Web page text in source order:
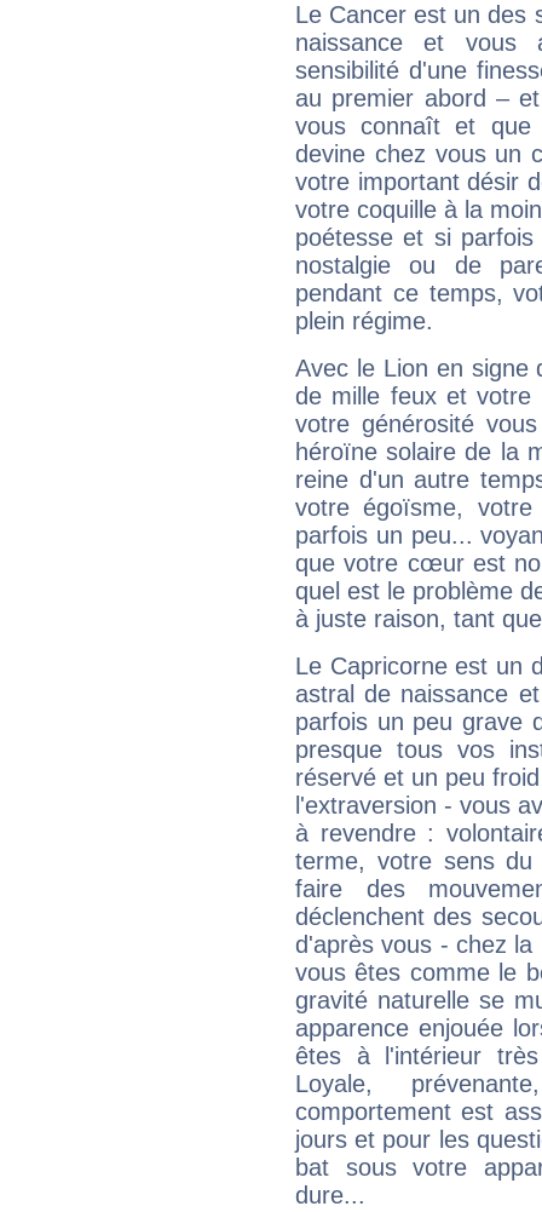
Le Cancer est un des
naissance et vous
sensibilité d'une
au premier abord –
vous connaît et
devine chez vous un
votre important désir
votre coquille à la
poétesse et si
nostalgie ou de
pendant ce temps,
plein régime.
Avec le Lion en signe
de mille feux et votre
votre générosité
héroïne solaire de la
reine d'un autre
votre égoïsme,
parfois un peu...
que votre cœur est
quel est le problème
à juste raison, tant
Le Capricorne est un
astral de naissance
parfois un peu grave
presque tous vos
réservé et un peu
l'extraversion - vous
à revendre :
terme, votre sens
faire des
déclenchent des
d'après vous - chez
vous êtes comme le
gravité naturelle se
apparence enjouée
êtes à l'intérieur
Loyale,
comportement est
jours et pour les
bat sous votre
dure...